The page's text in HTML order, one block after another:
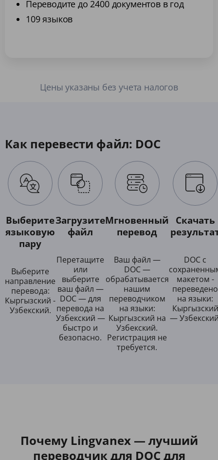
Переводите до 2400 документов в год
109 языков
Цены указаны без учета налогов
Как перевести файл: DOC
Выберите
языковую
пару
Выберите
направление
перевода:
Кыргызский -
Узбекский.
Загрузите
файл
Перетащите
или
выберите
ваш файл —
DOC — для
перевода на
Узбекский —
быстро и
безопасно.
Мгновенный
перевод
Ваш файл —
DOC —
обрабатывается
нашим
переводчиком
на языки:
Кыргызский на
Узбекский.
Регистрация не
требуется.
Скачать
DOC с
макетом -
переведено
на языки:
Кыргызский
—
Почему Lingvanex — лучший
переводчик для DOC для